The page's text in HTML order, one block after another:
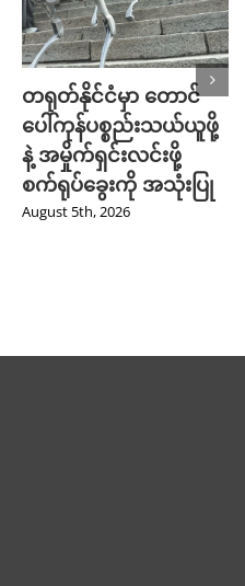
တရုတ်နိုင်ငံမှာ တောင်
ပေါ်ကုန်ပစ္စည်းသယ်ယူဖို့
နဲ့ အမှိုက်ရှင်းလင်းဖို့
စက်ရုပ်ခွေးကို အသုံးပြု
August 5th, 2026